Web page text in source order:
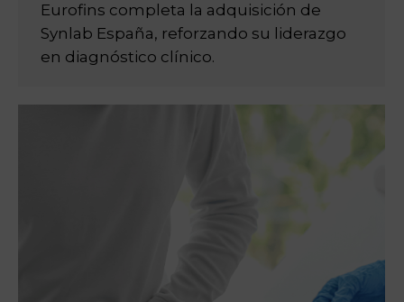
Eurofins completa la adquisición de
Synlab España, reforzando su liderazgo
en diagnóstico clínico.